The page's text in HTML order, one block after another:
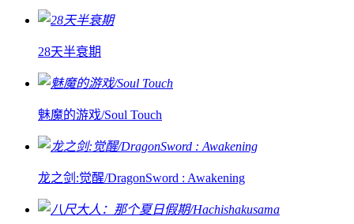
28天半衰期
魅魔的游戏/Soul Touch
龙之剑:觉醒/DragonSword : Awakening